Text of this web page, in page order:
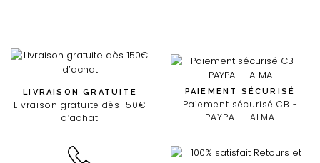
LIVRAISON GRATUITE
Livraison gratuite dès 150€
d’achat
PAIEMENT SÉCURISÉ
Paiement sécurisé CB -
PAYPAL - ALMA